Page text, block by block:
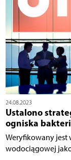
24.08.2023
Ustalono
ogniska
Weryfikowany jest
wodociągowej